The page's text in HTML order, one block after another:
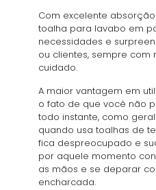
Com excelente
toalha para lavabo em
necessidades e
ou clientes, sempre com
cuidado.
A maior vantagem em
o fato de que você não
todo instante, como
quando usa toalhas de
fica despreocupado e
por aquele momento
as mãos e se deparar
encharcada.